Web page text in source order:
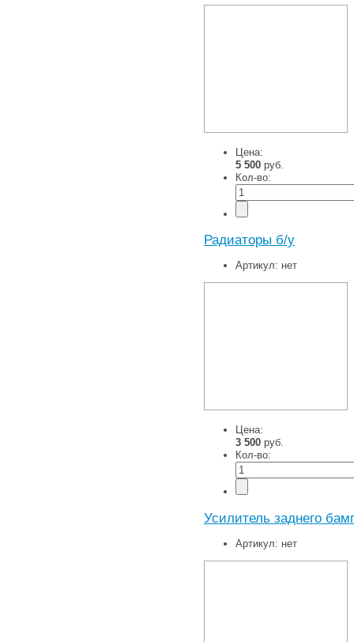
Цена:
5 500 руб.
Кол-во:
Радиаторы б/у
Артикул: нет
Цена:
3 500 руб.
Кол-во:
Усилитель заднего
Артикул: нет